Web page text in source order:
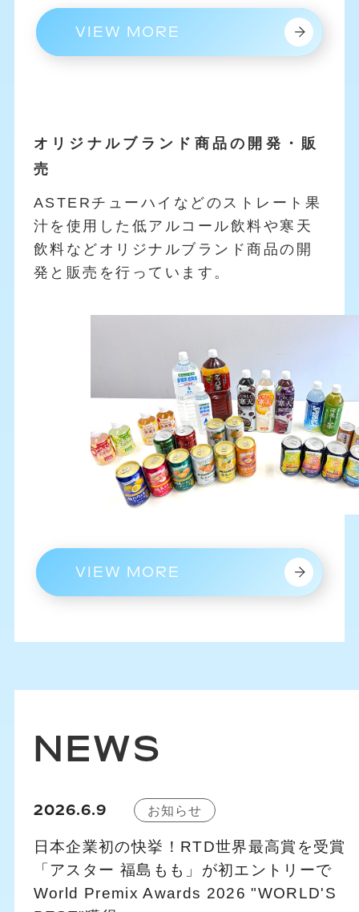
VIEW MORE
オリジナルブランド商品の開発・販
売
ASTERチューハイなどのストレート果
汁を使用した低アルコール飲料や寒天
飲料などオリジナルブランド商品の開
発と販売を行っています。
VIEW MORE
NEWS
2026.6.9 お知らせ
日本企業初の快挙！RTD世界最高賞を受賞
「アスター 福島もも」が初エントリーで
World Premix Awards 2026 "WORLD'S